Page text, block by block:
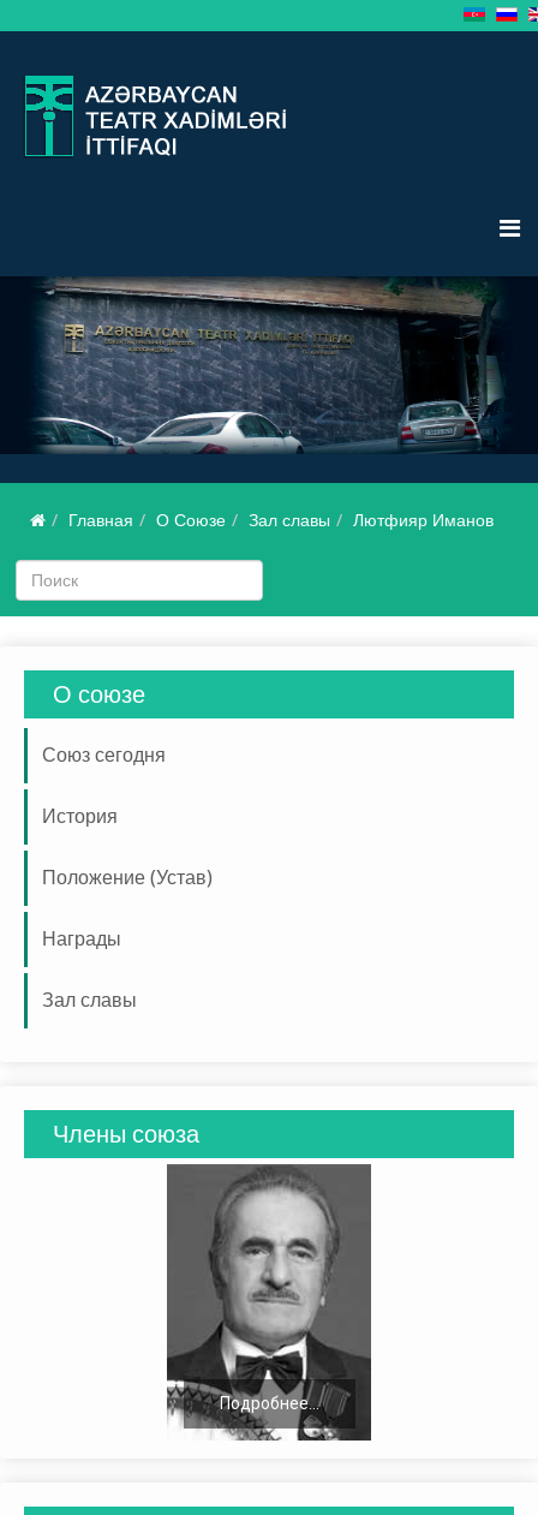
Главная О Союзе Зал славы Лютфияр Иманов
О союзе
Союз сегодня
История
Положение (Устав)
Награды
Зал славы
Члены союза
Подробнее...